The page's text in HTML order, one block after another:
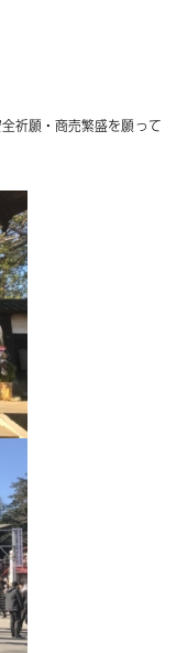
祈願・商売繁盛を願って